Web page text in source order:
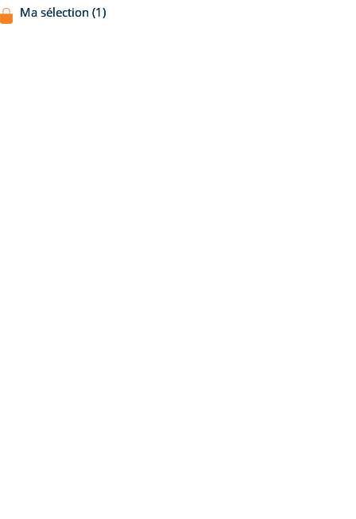
Ma sélection (1)